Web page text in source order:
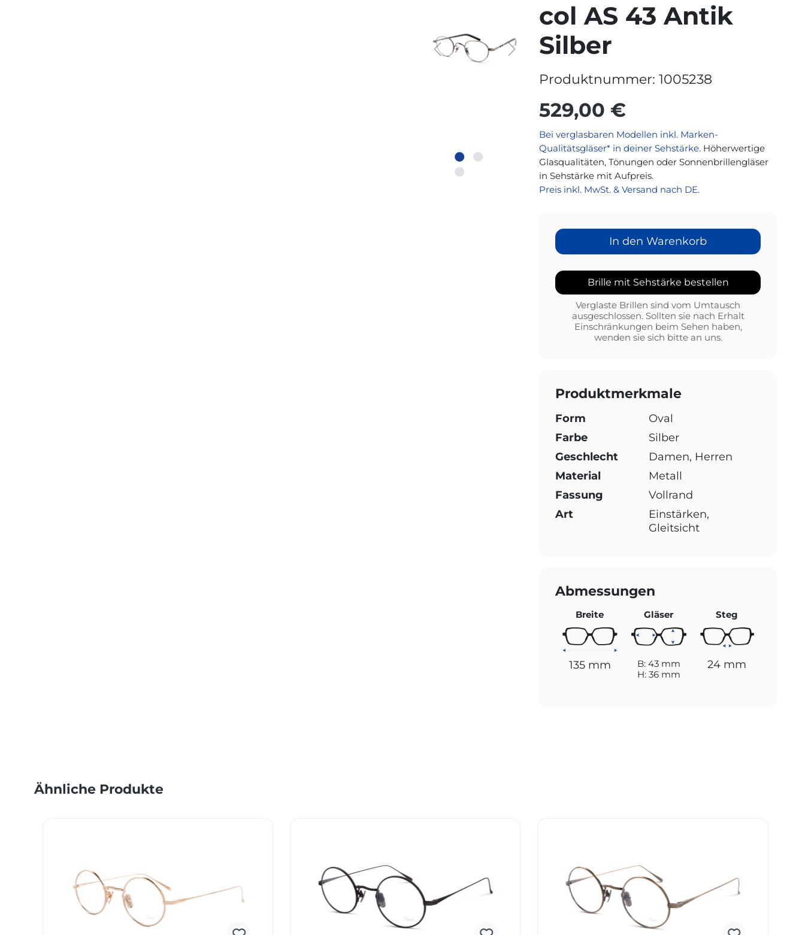
col AS 43 Antik
Silber
Produktnummer:1005238
529,00 €
Bei verglasbaren Modellen inkl. Marken-
Qualitätsgläser* in deiner Sehstärke. Höherwertige
Glasqualitäten, Tönungen oder Sonnenbrillengläser
in Sehstärke mit Aufpreis.
Preis inkl. MwSt. & Versand nach DE.
In den Warenkorb
Brille mit Sehstärke bestellen
Verglaste Brillen sind vom Umtausch
ausgeschlossen. Sollten sie nach Erhalt
Einschränkungen beim Sehen haben,
wenden sie sich bitte an uns.
Produktmerkmale
Form
Oval
Farbe
Silber
Geschlecht
Damen, Herren
Material
Metall
Fassung
Vollrand
Art
Einstärken,
Gleitsicht
Abmessungen
Breite
135 mm
Gläser
B: 43 mm
H: 36 mm
Steg
24 mm
Ähnliche Produkte